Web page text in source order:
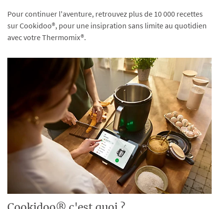
Pour continuer l'aventure, retrouvez plus de 10 000 recettes
sur Cookidoo®, pour une insipration sans limite au quotidien
avec votre Thermomix®.